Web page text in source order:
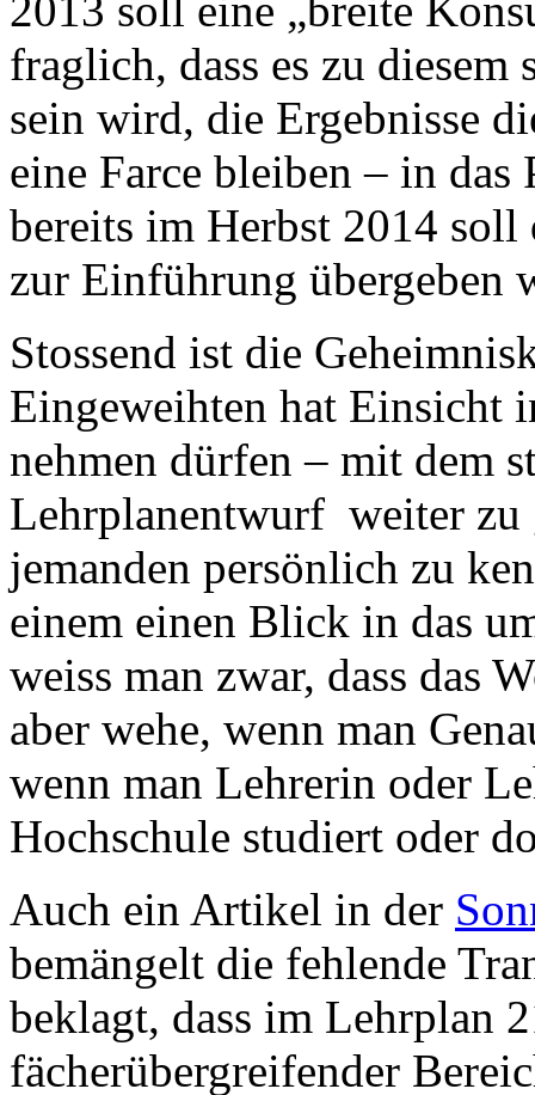
fraglich, dass es zu
sein wird, die Ergebnisse
eine Farce bleiben – in
bereits im Herbst 2014
zur Einführung übergeben
Stossend ist die
Eingeweihten hat Einsicht
nehmen dürfen – mit dem
Lehrplanentwurf weiter zu
jemanden persönlich zu
einem einen Blick in das
weiss man zwar, dass das
aber wehe, wenn man
wenn man Lehrerin oder
Hochschule studiert oder
Auch ein Artikel in der
bemängelt die fehlende
beklagt, dass im Lehrplan
fächerübergreifender